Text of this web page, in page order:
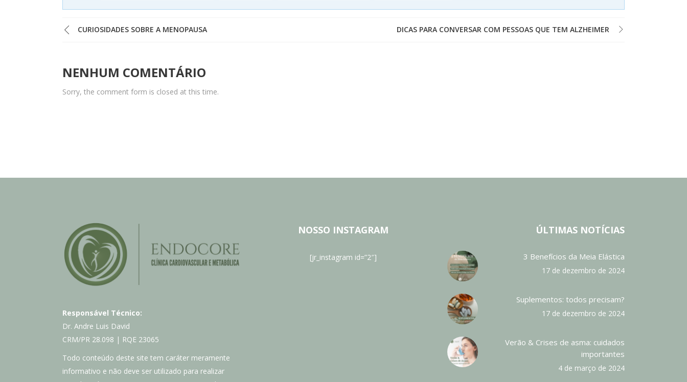
CURIOSIDADES SOBRE A MENOPAUSA DICAS PARA CONVERSAR COM PESSOAS QUE TEM ALZHEIMER
NENHUM COMENTÁRIO
Sorry, the comment form is closed at this time.
Responsável Técnico:
Dr. Andre Luis David
CRM/PR 28.098 | RQE 23065
Todo conteúdo deste site tem caráter meramente
informativo e não deve ser utilizado para realizar
NOSSO INSTAGRAM
[jr_instagram id=”2″]
ÚLTIMAS NOTÍCIAS
3 Benefícios da Meia Elástica
17 de dezembro de 2024
Suplementos: todos precisam?
17 de dezembro de 2024
Verão & Crises de asma: cuidados
importantes
4 de março de 2024